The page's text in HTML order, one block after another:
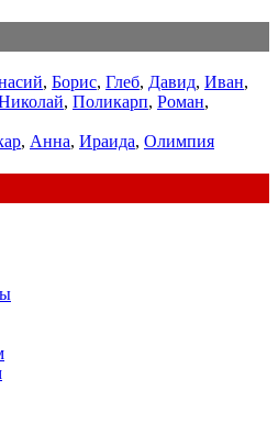
, Борис, Глеб, Давид, Иван,
, Поликарп, Роман,
, Анна, Ираида, Олимпия